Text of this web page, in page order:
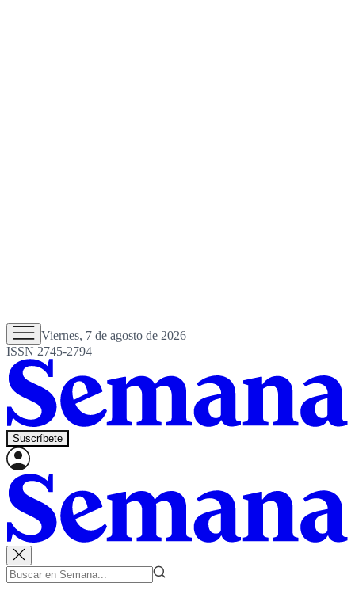
Viernes, 7 de agosto de 2026
ISSN 2745-2794
Suscríbete